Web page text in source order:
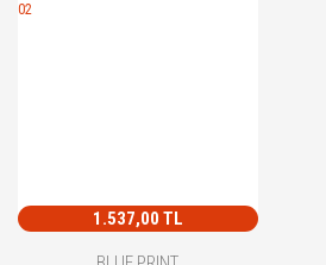
1.537,00 TL